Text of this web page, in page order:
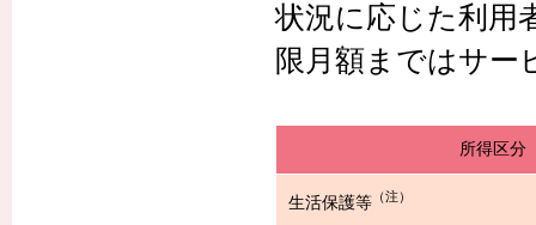
状況に応じた利用
限月額まではサー
所得区分
生活保護等 （注）